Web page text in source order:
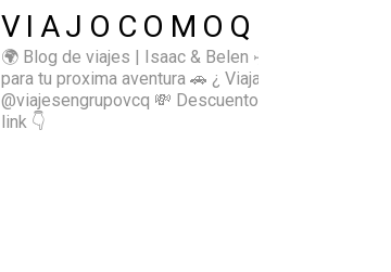
VIAJOCOMOQUIERO
🌍 Blog de viajes | Isaac & Belen ✈️ Inspírate
para tu proxima aventura 🚗 ¿ Viajas sol@? 👉🏻
@viajesengrupovcq 💸 Descuentos y tips en el
link 👇